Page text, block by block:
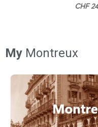
CHF
My Montreux